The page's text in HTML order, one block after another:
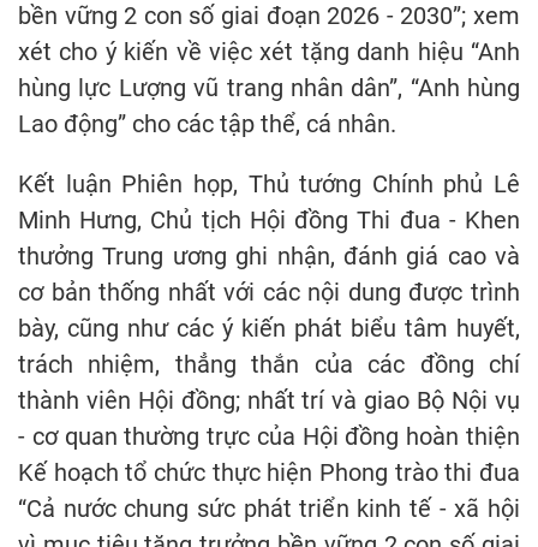
bền vững 2 con số giai đoạn 2026 - 2030”; xem
xét cho ý kiến về việc xét tặng danh hiệu “Anh
hùng lực Lượng vũ trang nhân dân”, “Anh hùng
Lao động” cho các tập thể, cá nhân.
Kết luận Phiên họp, Thủ tướng Chính phủ Lê
Minh Hưng, Chủ tịch Hội đồng Thi đua - Khen
thưởng Trung ương ghi nhận, đánh giá cao và
cơ bản thống nhất với các nội dung được trình
bày, cũng như các ý kiến phát biểu tâm huyết,
trách nhiệm, thẳng thắn của các đồng chí
thành viên Hội đồng; nhất trí và giao Bộ Nội vụ
- cơ quan thường trực của Hội đồng hoàn thiện
Kế hoạch tổ chức thực hiện Phong trào thi đua
“Cả nước chung sức phát triển kinh tế - xã hội